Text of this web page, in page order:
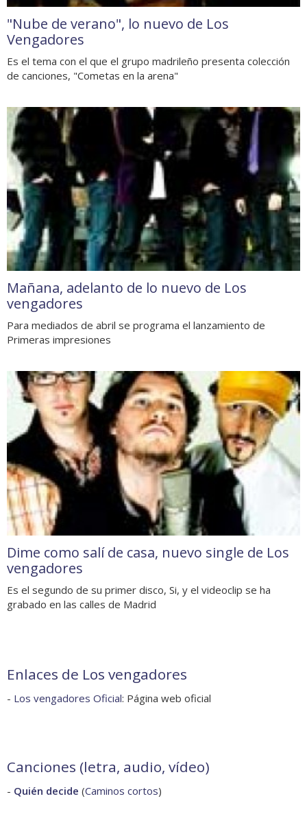
"Nube de verano", lo nuevo de Los
Vengadores
Es el tema con el que el grupo madrileño presenta colección
de canciones, "Cometas en la arena"
Mañana, adelanto de lo nuevo de Los
vengadores
Para mediados de abril se programa el lanzamiento de
Primeras impresiones
Dime como salí de casa, nuevo single de Los
vengadores
Es el segundo de su primer disco, Si, y el videoclip se ha
grabado en las calles de Madrid
Enlaces de Los vengadores
- Los vengadores Oficial: Página web oficial
Canciones (letra, audio, vídeo)
- Quién decide (Caminos cortos)